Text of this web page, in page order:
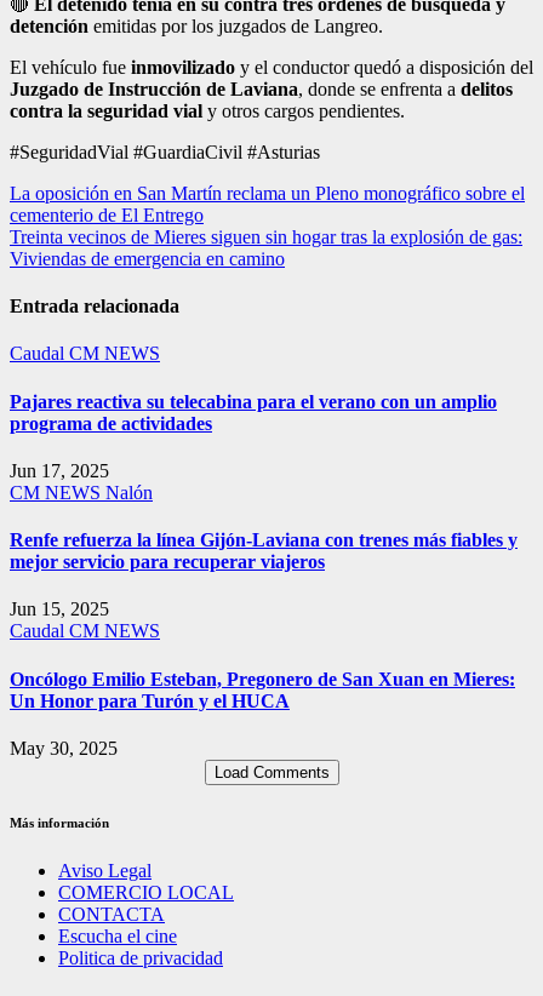
detención emitidas por los juzgados de Langreo.
El vehículo fue inmovilizado y el conductor quedó a disposición del
Juzgado de Instrucción de Laviana, donde se enfrenta a delitos
contra la seguridad vial y otros cargos pendientes.
#SeguridadVial #GuardiaCivil #Asturias
Navegación
de
entradas
La oposición en San Martín reclama un Pleno monográfico sobre el
cementerio de El Entrego
Treinta vecinos de Mieres siguen sin hogar tras la explosión de gas:
Viviendas de emergencia en camino
Entrada relacionada
Caudal CM NEWS
Pajares reactiva su telecabina para el verano con un amplio
programa de actividades
Jun 17, 2025
CM NEWS Nalón
Renfe refuerza la línea Gijón-Laviana con trenes más fiables y
mejor servicio para recuperar viajeros
Jun 15, 2025
Caudal CM NEWS
Oncólogo Emilio Esteban, Pregonero de San Xuan en Mieres:
Un Honor para Turón y el HUCA
May 30, 2025
Load Comments
Más información
Aviso Legal
COMERCIO LOCAL
CONTACTA
Escucha el cine
Politica de privacidad